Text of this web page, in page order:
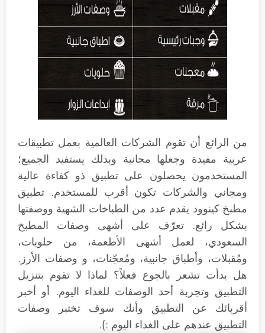
من الرائع أن تقوم الشركات العالمية بعمل تطبيقات
عربية مفيدة وجعلها مجانية وبذلك يستفيد الجميع؛
المستخدمون يحصلون على تطبيق ذو كفاءة عالية
ومجاني والشركات تكون أقرب للمستخدم. تطبيق
مطبخ كينوود يقدم عدد من الطباخات الشهية ووصفتها
بشكل رائع. تعرّف على أشهى وصفات المطبخ
السعودي، لعمل أشهى الأطعمة، من حلويات،
ومُقبلات، وأطباق جانبية، ومُعجّنات، و وصفات الأرز.
هل بدأت تشعر بالجوع فعلاً؟ لماذا لا تقوم بتنزيل
التطبيق وتجربة أحد الوصفات للغداء اليوم. أو أخبر
أقربائك عن التطبيق وأنك سوف تختبر وصفات
التطبيق عندهم على الغداء اليوم :).